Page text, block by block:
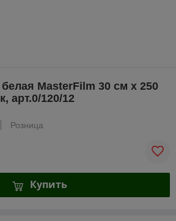
MasterFilm 30 cм х 250
арт.0/120/12
Розница
Купить